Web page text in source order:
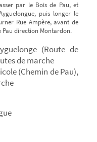
par le Bois de Pau, et
puis longer le
Rue Ampère, avant de
direction Montardon.
(Route de
de marche
(Chemin de Pau),